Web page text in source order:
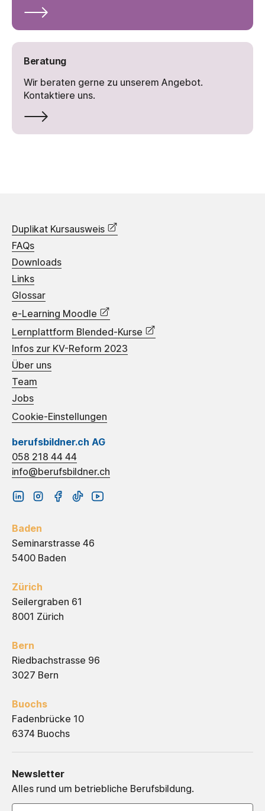
Beratung
Wir beraten gerne zu unserem Angebot.
Kontaktiere uns.
berufsbildner.ch AG
058 218 44 44
info@berufsbildner.ch
Baden
Seminarstrasse 46
5400 Baden
Zürich
Seilergraben 61
8001 Zürich
Bern
Riedbachstrasse 96
3027 Bern
Buochs
Fadenbrücke 10
6374 Buochs
Duplikat Kursausweis
FAQs
Downloads
Links
Glossar
e-Learning Moodle
Lernplattform Blended-Kurse
Infos zur KV-Reform 2023
Über uns
Team
Jobs
Cookie-Einstellungen
Newsletter
Alles rund um betriebliche Berufsbildung.